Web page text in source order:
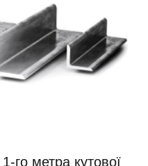
го метра кутової